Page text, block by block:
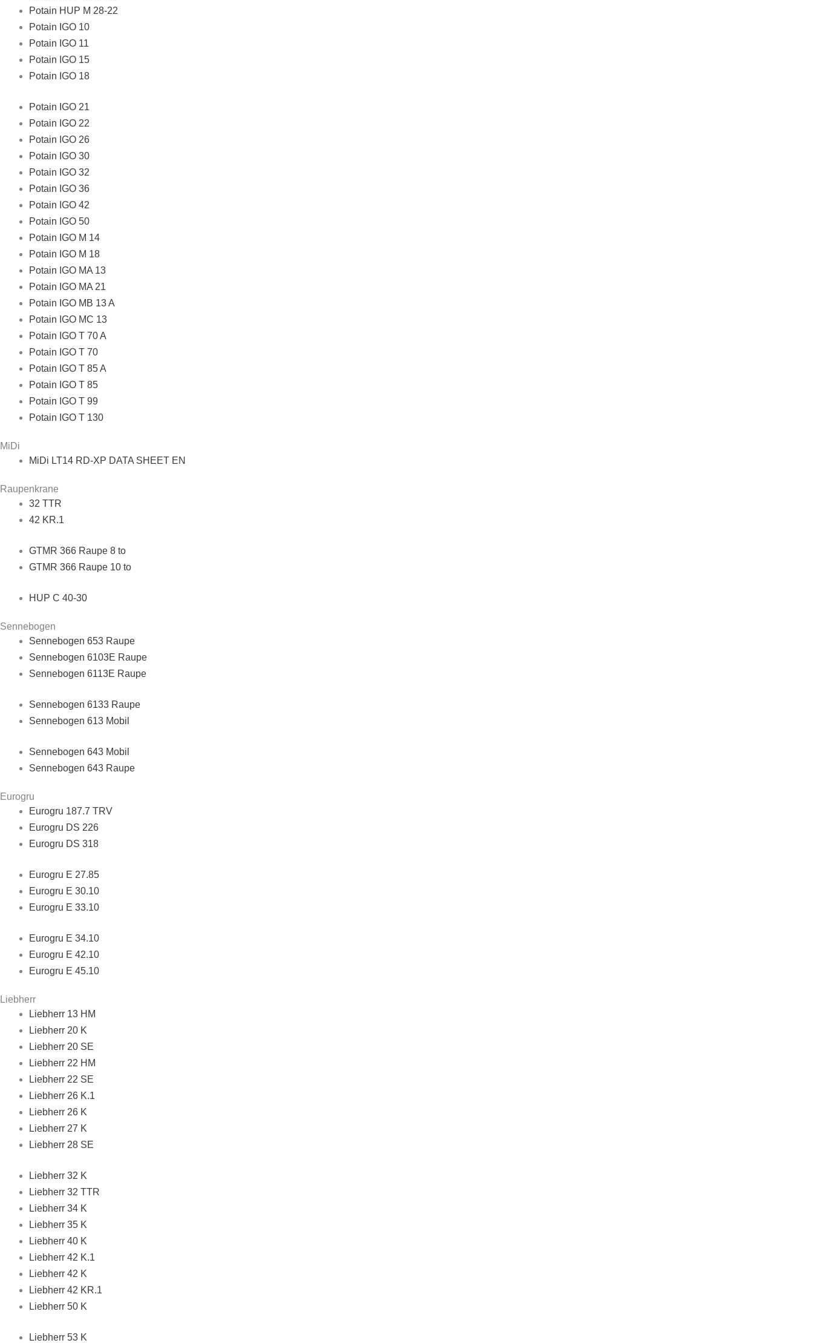
Potain HUP M 28-22
Potain IGO 10
Potain IGO 11
Potain IGO 15
Potain IGO 18
Potain IGO 21
Potain IGO 22
Potain IGO 26
Potain IGO 30
Potain IGO 32
Potain IGO 36
Potain IGO 42
Potain IGO 50
Potain IGO M 14
Potain IGO M 18
Potain IGO MA 13
Potain IGO MA 21
Potain IGO MB 13 A
Potain IGO MC 13
Potain IGO T 70 A
Potain IGO T 70
Potain IGO T 85 A
Potain IGO T 85
Potain IGO T 99
Potain IGO T 130
MiDi
MiDi LT14 RD-XP DATA SHEET EN
Raupenkrane
32 TTR
42 KR.1
GTMR 366 Raupe 8 to
GTMR 366 Raupe 10 to
HUP C 40-30
Sennebogen
Sennebogen 653 Raupe
Sennebogen 6103E Raupe
Sennebogen 6113E Raupe
Sennebogen 6133 Raupe
Sennebogen 613 Mobil
Sennebogen 643 Mobil
Sennebogen 643 Raupe
Eurogru
Eurogru 187.7 TRV
Eurogru DS 226
Eurogru DS 318
Eurogru E 27.85
Eurogru E 30.10
Eurogru E 33.10
Eurogru E 34.10
Eurogru E 42.10
Eurogru E 45.10
Liebherr
Liebherr 13 HM
Liebherr 20 K
Liebherr 20 SE
Liebherr 22 HM
Liebherr 22 SE
Liebherr 26 K.1
Liebherr 26 K
Liebherr 27 K
Liebherr 28 SE
Liebherr 32 K
Liebherr 32 TTR
Liebherr 34 K
Liebherr 35 K
Liebherr 40 K
Liebherr 42 K.1
Liebherr 42 K
Liebherr 42 KR.1
Liebherr 50 K
Liebherr 53 K